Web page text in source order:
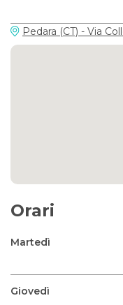
Pedara (CT) - Via
Orari
Martedì
Giovedì